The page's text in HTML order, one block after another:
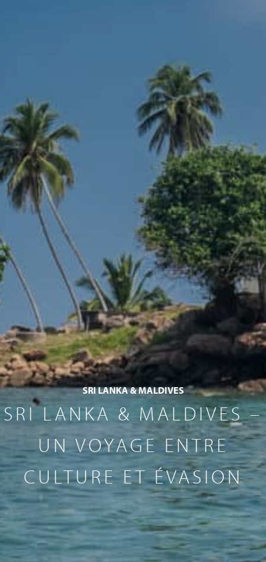
SRI LANKA & MALDIVES
SRI LANKA & MALDIVES –
UN VOYAGE ENTRE
CULTURE ET ÉVASION